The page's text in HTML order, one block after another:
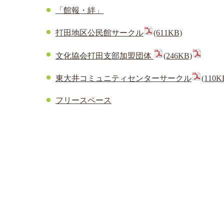
「館報・絆」
打田地区公民館サークル (611KB)
文化協会打田支部加盟団体 (246KB)
東大井コミュニティセンターサークル
フリースペース